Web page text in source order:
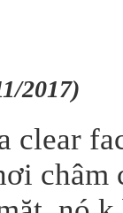
2017)
clear